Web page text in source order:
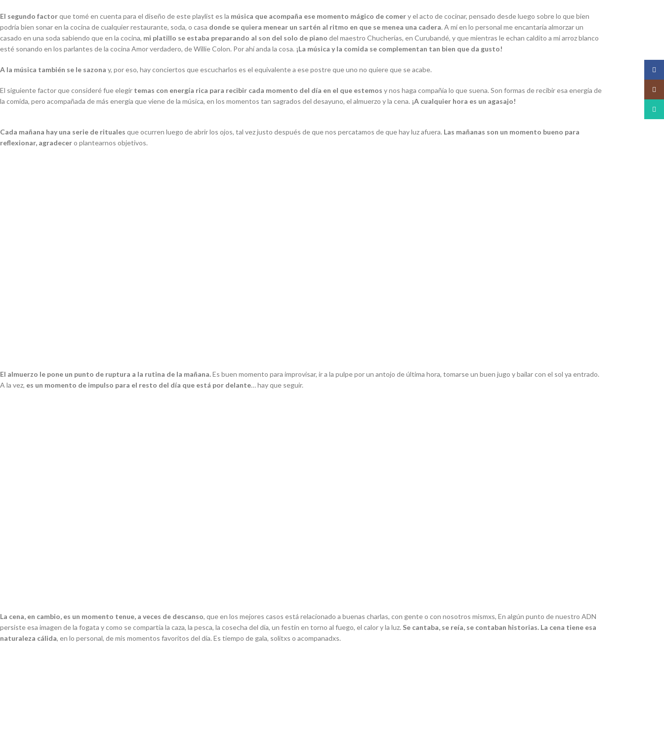
El segundo factorque tomé en cuenta para el diseño de este playlist es la música que acompaña ese momento mágico de comery el acto de cocinar, pensado desde luego sobre lo que bien
podría bien sonar en la cocina de cualquier restaurante, soda, o casa donde se quiera menear un sartén al ritmo en que se menea una cadera. A mí en lo personal me encantaría almorzar un
casado en una soda sabiendo que en la cocina, mi platillo se estaba preparando al son del solo de piano del maestro Chucherías, en Curubandé, y que mientras le echan caldito a mi arroz blanco
esté sonando en los parlantes de la cocina Amor verdadero, de Willie Colon. Por ahí anda la cosa. ¡La música y la comida se complementan tan bien que da gusto!
A la música también se le sazona y, por eso, hay conciertos que escucharlos es el equivalente a ese postre que uno no quiere que se acabe.
El siguiente factor que consideré fue elegir temas con energía rica para recibir cada momento del día en el que estemos y nos haga compañía lo que suena. Son formas de recibir esa energía de
la comida, pero acompañada de más energía que viene de la música, en los momentos tan sagrados del desayuno, el almuerzo y la cena. ¡A cualquier hora es un agasajo!
Cada mañana hay una serie de rituales que ocurren luego de abrir los ojos, tal vez justo después de que nos percatamos de que hay luz afuera. Las mañanas son un momento bueno para
reflexionar, agradecero plantearnos objetivos.
El almuerzo le pone un punto de ruptura a la rutina de la mañana.Es buen momento para improvisar, ir a la pulpepor un antojo de última hora, tomarse un buen jugo y bailar con el sol ya entrado.
A la vez, es un momento de impulso para el resto del día que está por delante… hay que seguir.
La cena, en cambio, es un momento tenue, a veces de descanso, que en los mejores casos está relacionado a buenas charlas, con gente o con nosotros mismxs, En algún punto de nuestro ADN
persiste esa imagen de la fogata y como se compartía la caza, la pesca, la cosecha del día, un festín en torno al fuego, el calor y la luz. Se cantaba, se reía, se contaban historias. La cena tiene esa
naturaleza cálida, en lo personal, de mis momentos favoritos del día. Es tiempo de gala, solitxs o acompanadxs.